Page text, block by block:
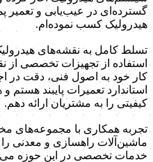
گسترده‌ای در عیب‌یابی و تعمیر
هیدرولیک کسب نموده‌ام.
تسلط کامل به نقشه‌های
استفاده از تجهیزات تخصصی
کار خود به اصول فنی، دقت در
استاندارد تعمیرات پایبند
کیفیتی را به مشتریان ارائه دهم.
تجربه همکاری با مجموعه‌های
ماشین‌آلات راهسازی و معدنی را
خدمات تخصصی در این حوزه